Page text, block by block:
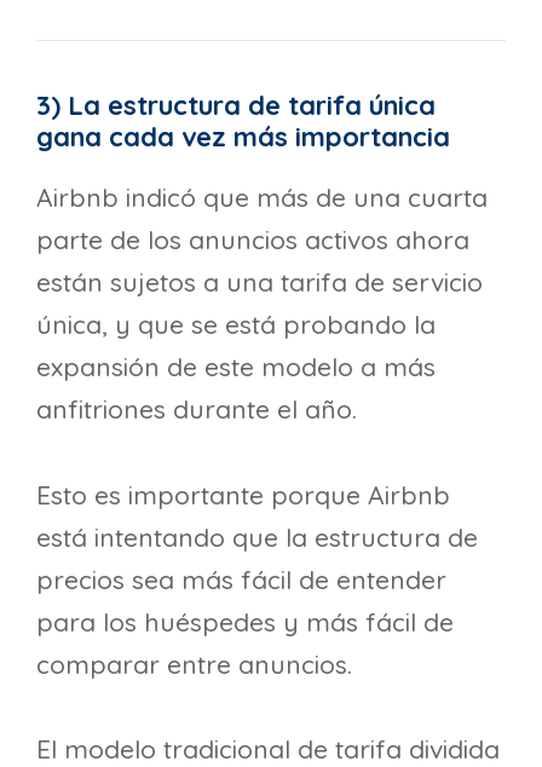
3) La estructura de tarifa única
gana cada vez más importancia
Airbnb indicó que más de una cuarta
parte de los anuncios activos ahora
están sujetos a una tarifa de servicio
única, y que se está probando la
expansión de este modelo a más
anfitriones durante el año.
Esto es importante porque Airbnb
está intentando que la estructura de
precios sea más fácil de entender
para los huéspedes y más fácil de
comparar entre anuncios.
El modelo tradicional de tarifa dividida